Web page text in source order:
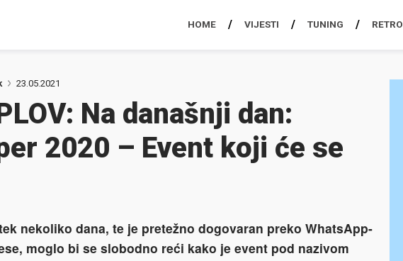
HOME VIJESTI TUNING RETRO
23.05.2021
Na današnji dan:
2020 – Event koji će se
nekoliko dana, te je pretežno dogovaran preko WhatsApp-
moglo bi se slobodno reći kako je event pod nazivom